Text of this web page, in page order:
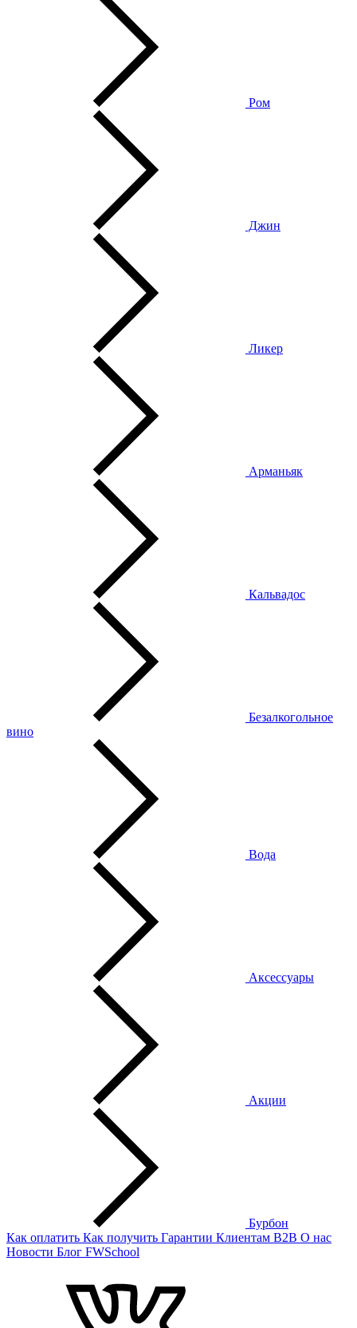
Ром
Джин
Ликер
Арманьяк
Кальвадос
Безалкогольное
вино
Вода
Аксессуары
Акции
Бурбон
Как оплатить Как получить Гарантии Клиентам B2B О нас
Новости Блог FWSchool